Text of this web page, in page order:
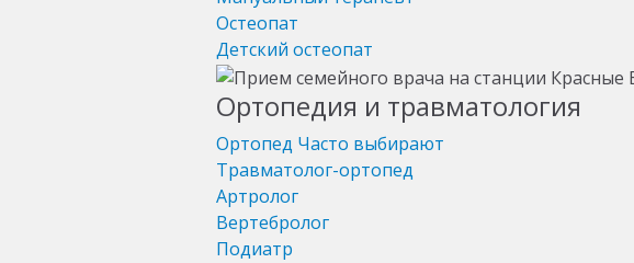
Остеопат
Детский остеопат
Ортопедия и травматология
Ортопед Часто выбирают
Травматолог-ортопед
Артролог
Вертебролог
Подиатр